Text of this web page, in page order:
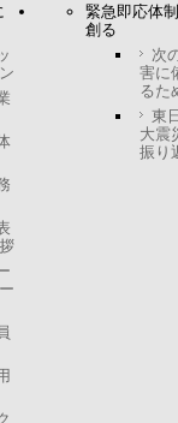
緊急即応体
創る
次
害に
るた
東
大震
振り